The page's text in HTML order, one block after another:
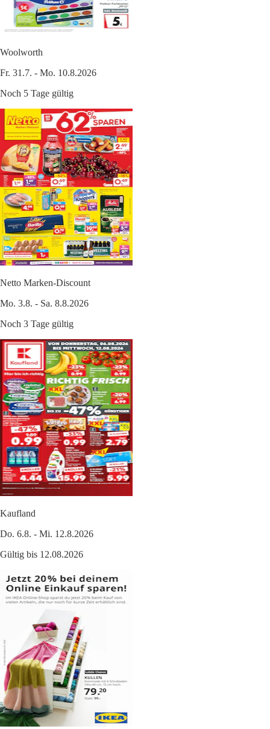
Woolworth
Fr. 31.7. - Mo. 10.8.2026
Noch 5 Tage gültig
Netto Marken-Discount
Mo. 3.8. - Sa. 8.8.2026
Noch 3 Tage gültig
Kaufland
Do. 6.8. - Mi. 12.8.2026
Gültig bis 12.08.2026